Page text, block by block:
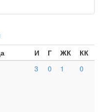
И Г ЖК
КК
3 0 1 0